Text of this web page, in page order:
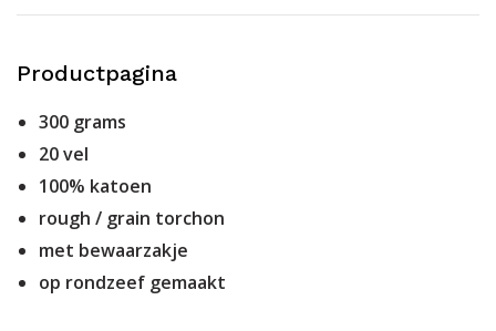
Productpagina
300 grams
20 vel
100% katoen
rough / grain torchon
met bewaarzakje
op rondzeef gemaakt